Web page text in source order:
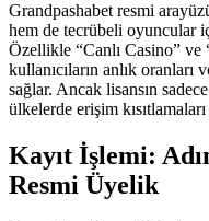
Grandpashabet resmi
hem de tecrübeli oyuncular
Özellikle “Canlı Casino” ve
kullanıcıların anlık
sağlar. Ancak lisansın
ülkelerde erişim
Kayıt İşlemi:
Resmi Üyelik